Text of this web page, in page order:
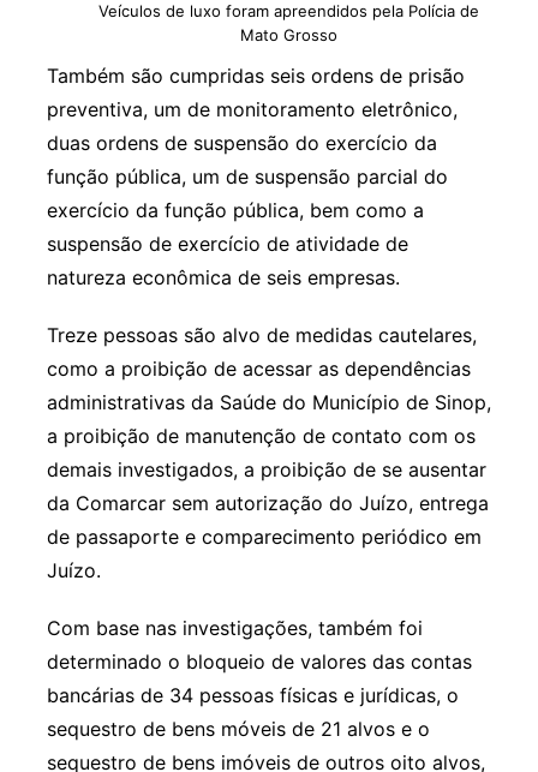
Veículos de luxo foram apreendidos pela Polícia de
Mato Grosso
Também são cumpridas seis ordens de prisão
preventiva, um de monitoramento eletrônico,
duas ordens de suspensão do exercício da
função pública, um de suspensão parcial do
exercício da função pública, bem como a
suspensão de exercício de atividade de
natureza econômica de seis empresas.
Treze pessoas são alvo de medidas cautelares,
como a proibição de acessar as dependências
administrativas da Saúde do Município de Sinop,
a proibição de manutenção de contato com os
demais investigados, a proibição de se ausentar
da Comarcar sem autorização do Juízo, entrega
de passaporte e comparecimento periódico em
Juízo.
Com base nas investigações, também foi
determinado o bloqueio de valores das contas
bancárias de 34 pessoas físicas e jurídicas, o
sequestro de bens móveis de 21 alvos e o
sequestro de bens imóveis de outros oito alvos,